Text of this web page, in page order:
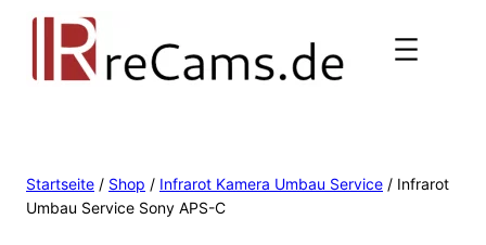
Startseite / Shop / Infrarot Kamera Umbau Service / Infrarot
Umbau Service Sony APS-C